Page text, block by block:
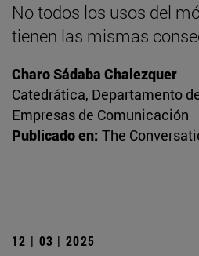
No todos los usos del
tienen las mismas
Charo Sádaba Chalezquer
Catedrática, Departamento
Empresas de Comunicación
Publicado en: The
12 | 03 | 2025